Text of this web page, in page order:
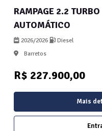
RAMPAGE 2.2
AUTOMÁTICO
2026/2026
Diesel
Barretos
R$ 227.900,00
Mais